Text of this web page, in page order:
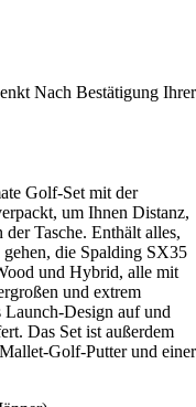
Nach Bestätigung Ihrer
Golf-Set mit der
um Ihnen Distanz,
Tasche. Enthält alles,
die Spalding SX35
und Hybrid, alle mit
und extrem
Launch-Design auf und
Das Set ist außerdem
Golf-Putter und einer